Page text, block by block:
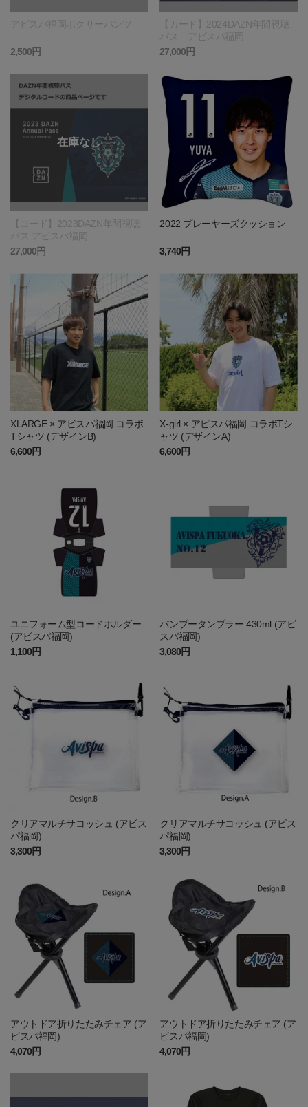
アビスパ福岡ボクサーパンツ
2,500円
【カード】2024DAZN年間視聴
パス アビスパ福岡
27,000円
【コード】2023DAZN年間視聴
パス アビスパ福岡
27,000円
2022 プレーヤーズクッション
3,740円
XLARGE × アビスパ福岡 コラボ
Tシャツ (デザインB)
6,600円
X-girl × アビスパ福岡 コラボTシ
ャツ (デザインA)
6,600円
ユニフォーム型コードホルダー
(アビスパ福岡)
1,100円
バンブータンブラー 430ml (アビ
スパ福岡)
3,080円
クリアマルチサコッシュ (アビス
パ福岡)
3,300円
クリアマルチサコッシュ (アビス
パ福岡)
3,300円
アウトドア折りたたみチェア (ア
ビスパ福岡)
4,070円
アウトドア折りたたみチェア (ア
ビスパ福岡)
4,070円